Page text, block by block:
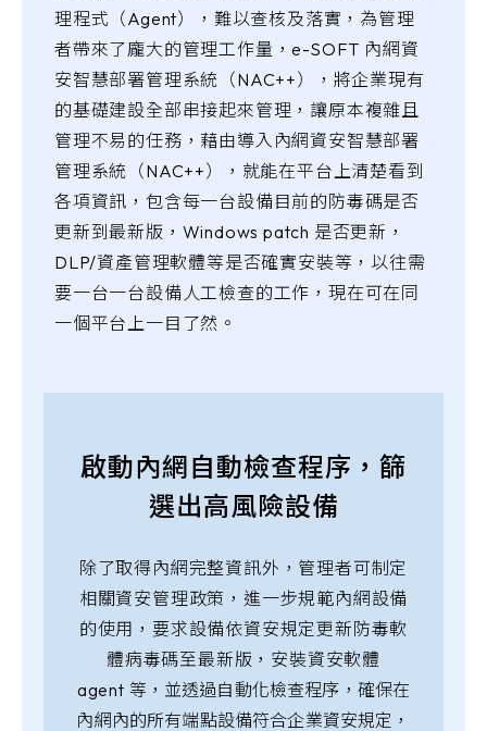
理程式（Agent），難以查核及落實，為管理
者帶來了龐大的管理工作量，e-SOFT 內網資
安智慧部署管理系統（NAC++），將企業現有
的基礎建設全部串接起來管理，讓原本複雜且
管理不易的任務，藉由導入內網資安智慧部署
管理系統（NAC++），就能在平台上清楚看到
各項資訊，包含每一台設備目前的防毒碼是否
更新到最新版，Windows patch 是否更新，
DLP/資產管理軟體等是否確實安裝等，以往需
要一台一台設備人工檢查的工作，現在可在同
一個平台上一目了然。
啟動內網自動檢查程序，篩
選出高風險設備
除了取得內網完整資訊外，管理者可制定
相關資安管理政策，進一步規範內網設備
的使用，要求設備依資安規定更新防毒軟
體病毒碼至最新版，安裝資安軟體
agent 等，並透過自動化檢查程序，確保在
內網內的所有端點設備符合企業資安規定，